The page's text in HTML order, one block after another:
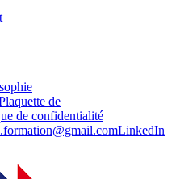
de
de confidentialité
LinkedIn